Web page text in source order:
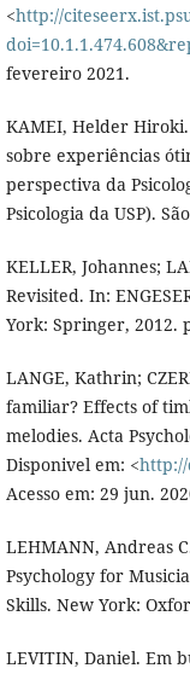
<http://
fevereiro 2021.
KAMEI, Helder Hiroki.
sobre experiências
perspectiva da
Psicologia da USP).
KELLER, Johannes;
Revisited. In:
York: Springer, 2012.
LANGE, Kathrin;
familiar? Effects of
melodies. Acta
Disponivel em: <http://
Acesso em: 29 jun.
LEHMANN, Andreas
Psychology for
Skills. New York:
LEVITIN, Daniel. Em